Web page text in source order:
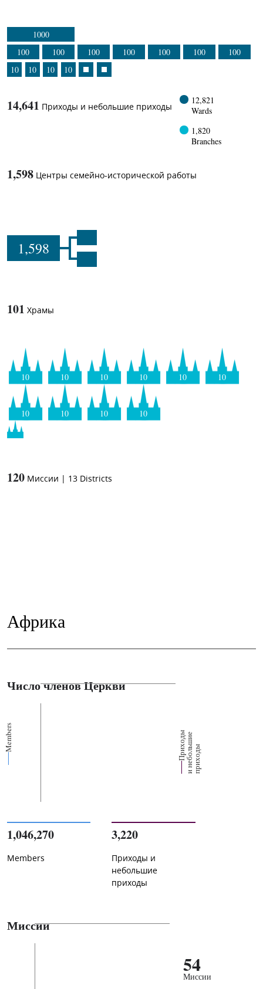
1000
100
100 100 100 100 100
100
10
10 10 10
14,641 Приходы и небольшие приходы
12,821
Wards
1,820
Branches
1,598 Центры семейно-исторической работы
1,598
101 Храмы
10 10 10 10 10 10
10 10 10 10
120 Миссии | 13 Districts
Африка
Число членов Церкви
Members П
р
их
о
д
ы
и
н
е
б
о
ль
ш
ие
п
р
и
х
о
ды
1,046,270
Members
3,220
Приходы и
небольшие
приходы
Миссии
54
Миссии